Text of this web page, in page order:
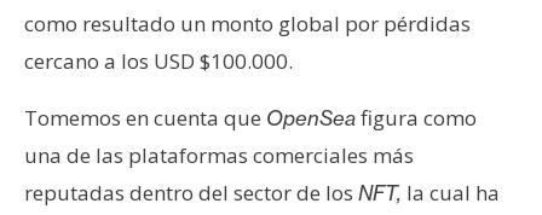
como resultado un monto global por pérdidas
cercano a los USD $100.000.
Tomemos en cuenta que OpenSeafigura como
una de las plataformas comerciales más
reputadas dentro del sector de los NFT, la cual ha